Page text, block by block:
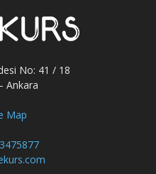
No: 41 / 18
Ankara
Map